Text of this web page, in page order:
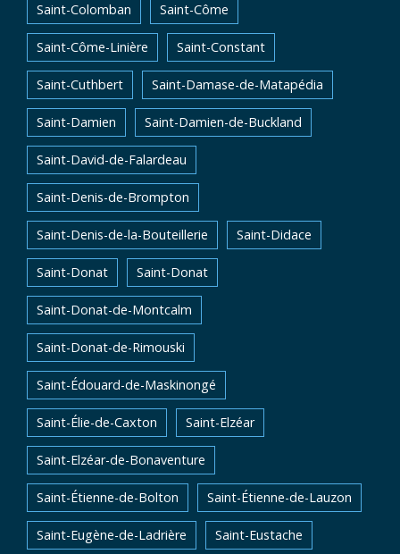
Saint-Colomban Saint-Côme
Saint-Côme-Linière Saint-Constant
Saint-Cuthbert Saint-Damase-de-Matapédia
Saint-Damien Saint-Damien-de-Buckland
Saint-David-de-Falardeau
Saint-Denis-de-Brompton
Saint-Denis-de-la-Bouteillerie Saint-Didace
Saint-Donat Saint-Donat
Saint-Donat-de-Montcalm
Saint-Donat-de-Rimouski
Saint-Édouard-de-Maskinongé
Saint-Élie-de-Caxton Saint-Elzéar
Saint-Elzéar-de-Bonaventure
Saint-Étienne-de-Bolton Saint-Étienne-de-Lauzon
Saint-Eugène-de-Ladrière Saint-Eustache